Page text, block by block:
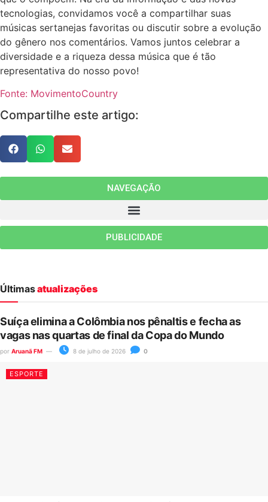
tecnologias, convidamos você a compartilhar suas
músicas sertanejas favoritas ou discutir sobre a evolução
do gênero nos comentários. Vamos juntos celebrar a
diversidade e a riqueza dessa música que é tão
representativa do nosso povo!
Fonte: MovimentoCountry
Compartilhe este artigo:
NAVEGAÇÃO
PUBLICIDADE
Últimasatualizações
Suíça elimina a Colômbia nos pênaltis e fecha as
vagas nas quartas de final da Copa do Mundo
por Aruanã FM 8 de julho de 2026 0
ESPORTE